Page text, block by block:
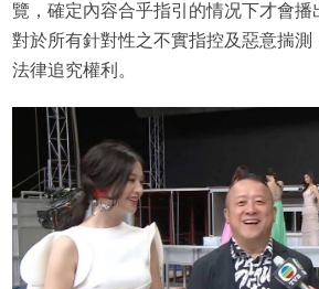
覽，確定內容合乎指引的情况下才會播
對於所有針對性之不實指控及惡意揣測
法律追究權利。